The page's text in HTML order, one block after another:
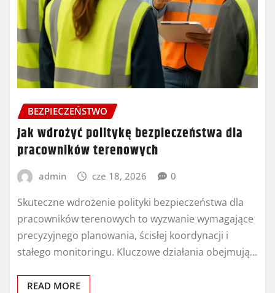
BEZPIECZEŃSTWO
Jak wdrożyć politykę bezpieczeństwa dla
pracowników terenowych
admin cze 18, 2026 0
Skuteczne wdrożenie polityki bezpieczeństwa dla
pracowników terenowych to wyzwanie wymagające
precyzyjnego planowania, ścisłej koordynacji i
stałego monitoringu. Kluczowe działania obejmują…
READ MORE